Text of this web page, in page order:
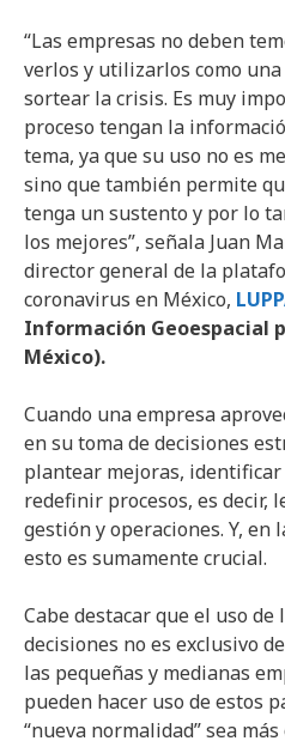
“Las empresas no deben
verlos y utilizarlos como
sortear la crisis. Es muy
proceso tengan la
tema, ya que su uso no es
sino que también permite
tenga un sustento y por lo
los mejores”, señala Juan
director general de la
coronavirus en México,
Información Geoespacial
México).
Cuando una empresa
en su toma de decisiones
plantear mejoras,
redefinir procesos, es decir,
gestión y operaciones. Y, en
esto es sumamente crucial.
Cabe destacar que el uso de
decisiones no es exclusivo
las pequeñas y medianas
pueden hacer uso de estos
“nueva normalidad” sea